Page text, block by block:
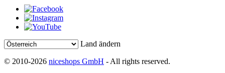
Land ändern
© 2010-2026 niceshops GmbH - All rights reserved.